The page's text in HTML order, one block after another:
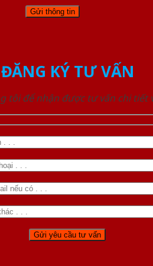
ĐĂNG KÝ TƯ VẤN
tôi để nhận được tư vấn chi tiết